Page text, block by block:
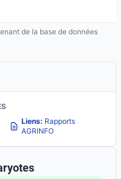
de la base de données
Liens: Rapports
AGRINFO